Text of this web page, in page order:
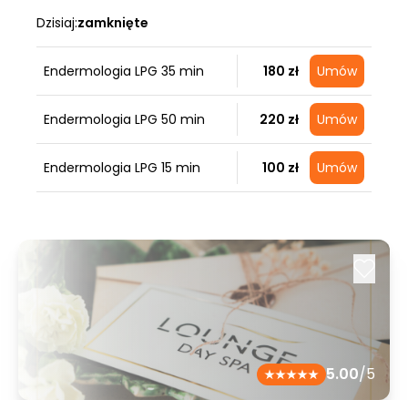
Dzisiaj:zamknięte
Endermologia LPG 35 min 180 zł Umów
Endermologia LPG 50 min 220 zł Umów
Endermologia LPG 15 min 100 zł Umów
5.00/5